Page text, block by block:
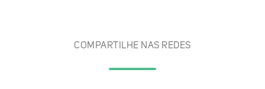
COMPARTILHE NAS REDES